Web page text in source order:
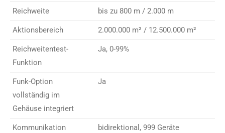
Reichweite bis zu 800 m / 2.000 m
Aktionsbereich 2.000.000 m² / 12.500.000 m²
Reichweitentest-
Funktion
Ja, 0-99%
Funk-Option
vollständig im
Gehäuse integriert
Ja
Kommunikation bidirektional, 999 Geräte